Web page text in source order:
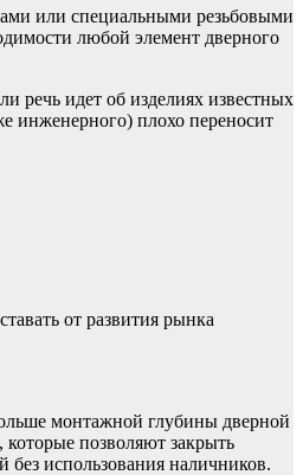
или специальными резьбовыми
любой элемент дверного
речь идет об изделиях известных
инженерного) плохо переносит
от развития рынка
монтажной глубины дверной
позволяют закрыть
использования наличников.